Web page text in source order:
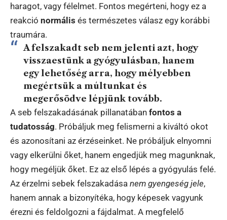
haragot, vagy félelmet. Fontos megérteni, hogy ez a
reakció normális és természetes válasz egy korábbi
traumára.
A felszakadt seb nem jelenti azt, hogy
visszaestünk a gyógyulásban, hanem
egy lehetőség arra, hogy mélyebben
megértsük a múltunkat és
megerősödve lépjünk tovább.
A seb felszakadásának pillanatában fontos a
tudatosság. Próbáljuk meg felismerni a kiváltó okot
és azonosítani az érzéseinket. Ne próbáljuk elnyomni
vagy elkerülni őket, hanem engedjük meg magunknak,
hogy megéljük őket. Ez az első lépés a gyógyulás felé.
Az érzelmi sebek felszakadása nem gyengeség jele,
hanem annak a bizonyítéka, hogy képesek vagyunk
érezni és feldolgozni a fájdalmat. A megfelelő